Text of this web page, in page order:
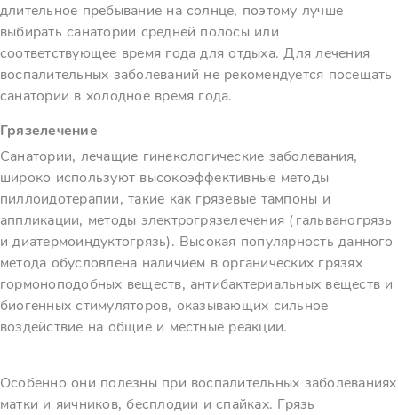
длительное пребывание на солнце, поэтому лучше
выбирать санатории средней полосы или
соответствующее время года для отдыха. Для лечения
воспалительных заболеваний не рекомендуется посещать
санатории в холодное время года.
Грязелечение
Санатории, лечащие гинекологические заболевания,
широко используют высокоэффективные методы
пиллоидотерапии, такие как грязевые тампоны и
аппликации, методы электрогрязелечения (гальваногрязь
и диатермоиндуктогрязь). Высокая популярность данного
метода обусловлена наличием в органических грязях
гормоноподобных веществ, антибактериальных веществ и
биогенных стимуляторов, оказывающих сильное
воздействие на общие и местные реакции.
Особенно они полезны при воспалительных заболеваниях
матки и яичников, бесплодии и спайках. Грязь